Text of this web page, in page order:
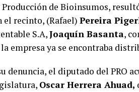
Producción de Bioinsumos,
el recinto, (Rafael) Pereira
S.A,Joaquín Basanta,
empresa ya se encontraba
denuncia, el diputado del PRO
Oscar Herrera Ahuad,